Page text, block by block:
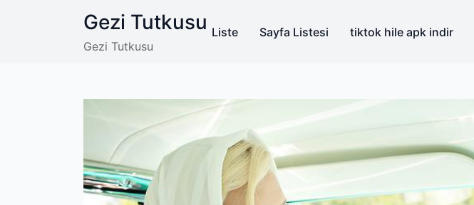
Gezi Tutkusu
Gezi Tutkusu
Liste Sayfa Listesi tiktok hile apk indir